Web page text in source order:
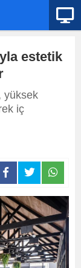
estetik
yüksek
iç